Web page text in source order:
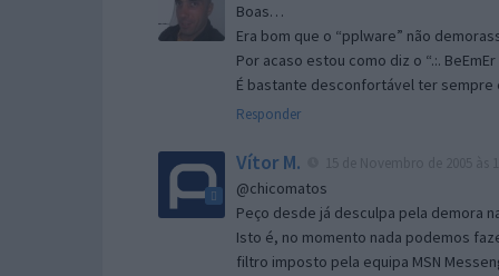
Boas…
Era bom que o “pplware” não
Por acaso estou como diz o “.:.
É bastante desconfortável ter sempre
Responder
Vítor M.
@chicomatos
Peço desde já desculpa pela demora
Isto é, no momento nada podemos
filtro imposto pela equipa MSN